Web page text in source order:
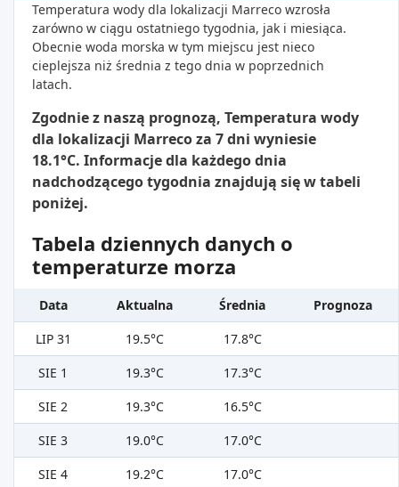
Temperatura wody dla lokalizacji Marreco wzrosła
zarówno w ciągu ostatniego tygodnia, jak i miesiąca.
Obecnie woda morska w tym miejscu jest nieco
cieplejsza niż średnia z tego dnia w poprzednich
latach.
Zgodnie z naszą prognozą, Temperatura wody
dla lokalizacji Marreco za 7 dni wyniesie
18.1°C. Informacje dla każdego dnia
nadchodzącego tygodnia znajdują się w tabeli
poniżej.
Tabela dziennych danych o
temperaturze morza
Data Aktualna Średnia
Prognoza
LIP 31
19.5°C
17.8°C
SIE 1
19.3°C
17.3°C
SIE 2
19.3°C
16.5°C
SIE 3
19.0°C
17.0°C
SIE 4
19.2°C
17.0°C